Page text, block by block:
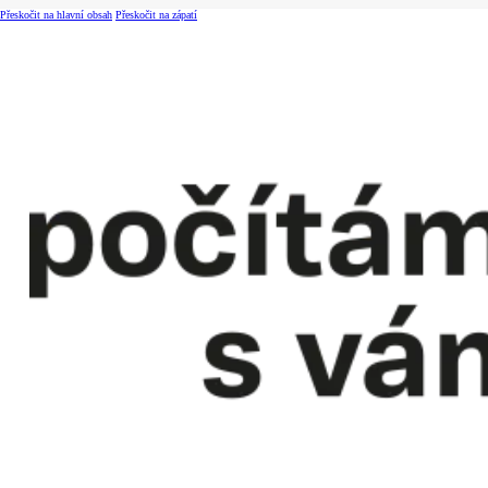
Přeskočit na hlavní obsah Přeskočit na zápatí